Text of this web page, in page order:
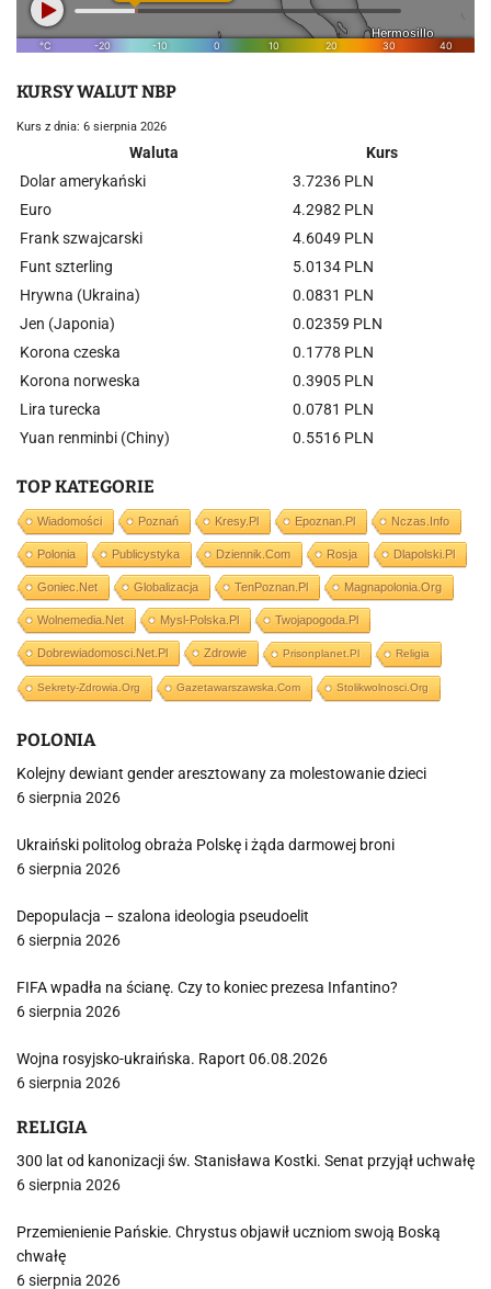
KURSY WALUT NBP
Kurs z dnia: 6 sierpnia 2026
Waluta
Kurs
Dolar amerykański
3.7236 PLN
Euro
4.2982 PLN
Frank szwajcarski
4.6049 PLN
Funt szterling
5.0134 PLN
Hrywna (Ukraina)
0.0831 PLN
Jen (Japonia)
0.02359 PLN
Korona czeska
0.1778 PLN
Korona norweska
0.3905 PLN
Lira turecka
0.0781 PLN
Yuan renminbi (Chiny)
0.5516 PLN
TOP KATEGORIE
Wiadomości Poznań Kresy.pl Epoznan.pl Nczas.info
Polonia Publicystyka Dziennik.com Rosja Dlapolski.pl
Goniec.net Globalizacja TenPoznan.pl Magnapolonia.org
Wolnemedia.net Mysl-Polska.pl Twojapogoda.pl
Dobrewiadomosci.net.pl Zdrowie Prisonplanet.pl Religia
Sekrety-Zdrowia.org Gazetawarszawska.com Stolikwolnosci.org
POLONIA
Kolejny dewiant gender aresztowany za molestowanie dzieci
6 sierpnia 2026
Ukraiński politolog obraża Polskę i żąda darmowej broni
6 sierpnia 2026
Depopulacja – szalona ideologia pseudoelit
6 sierpnia 2026
FIFA wpadła na ścianę. Czy to koniec prezesa Infantino?
6 sierpnia 2026
Wojna rosyjsko-ukraińska. Raport 06.08.2026
6 sierpnia 2026
RELIGIA
300 lat od kanonizacji św. Stanisława Kostki. Senat przyjął uchwałę
6 sierpnia 2026
Przemienienie Pańskie. Chrystus objawił uczniom swoją Boską
chwałę
6 sierpnia 2026